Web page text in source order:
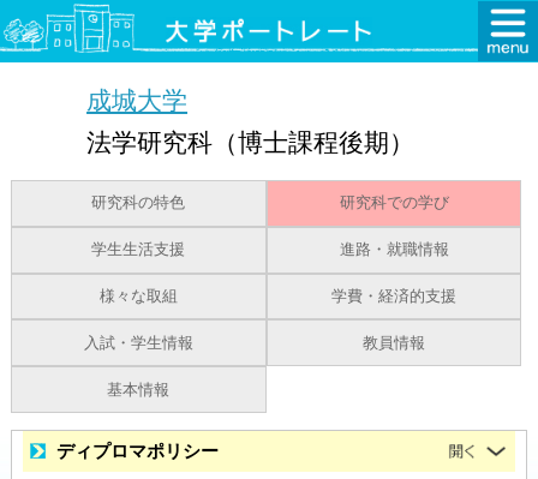
成城大学
法学研究科（博士課程後期）
研究科の特色 研究科での学び
学生生活支援 進路・就職情報
様々な取組 学費・経済的支援
入試・学生情報 教員情報
基本情報
ディプロマポリシー